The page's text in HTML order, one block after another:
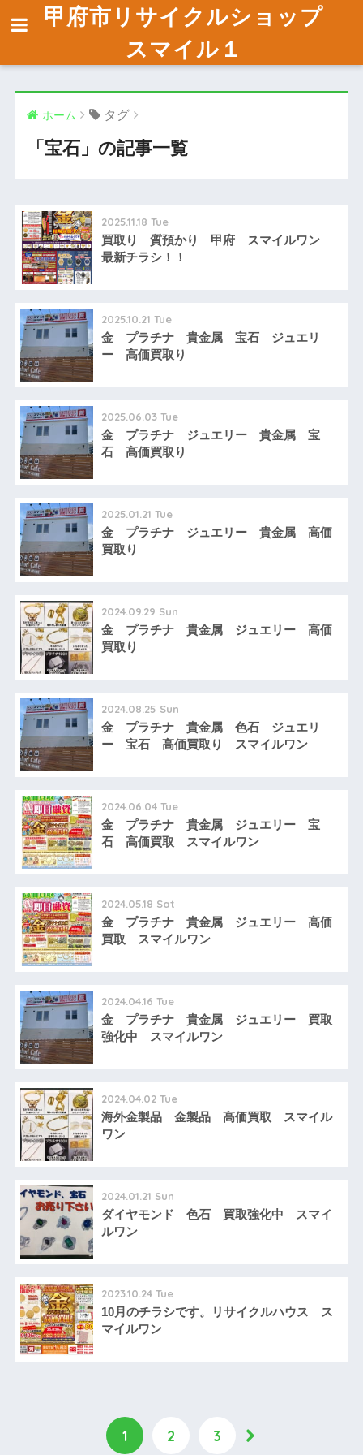
甲府市リサイクルショップ
スマイル１
ホーム タグ
「宝石」の記事一覧
2025.11.18 Tue
買取り 質預かり 甲府 スマイルワン
最新チラシ！！
2025.10.21 Tue
金 プラチナ 貴金属 宝石 ジュエリ
ー 高価買取り
2025.06.03 Tue
金 プラチナ ジュエリー 貴金属 宝
石 高価買取り
2025.01.21 Tue
金 プラチナ ジュエリー 貴金属 高価
買取り
2024.09.29 Sun
金 プラチナ 貴金属 ジュエリー 高価
買取り
2024.08.25 Sun
金 プラチナ 貴金属 色石 ジュエリ
ー 宝石 高価買取り スマイルワン
2024.06.04 Tue
金 プラチナ 貴金属 ジュエリー 宝
石 高価買取 スマイルワン
2024.05.18 Sat
金 プラチナ 貴金属 ジュエリー 高価
買取 スマイルワン
2024.04.16 Tue
金 プラチナ 貴金属 ジュエリー 買取
強化中 スマイルワン
2024.04.02 Tue
海外金製品 金製品 高価買取 スマイル
ワン
2024.01.21 Sun
ダイヤモンド 色石 買取強化中 スマイ
ルワン
2023.10.24 Tue
10月のチラシです。リサイクルハウス ス
マイルワン
1 2 3